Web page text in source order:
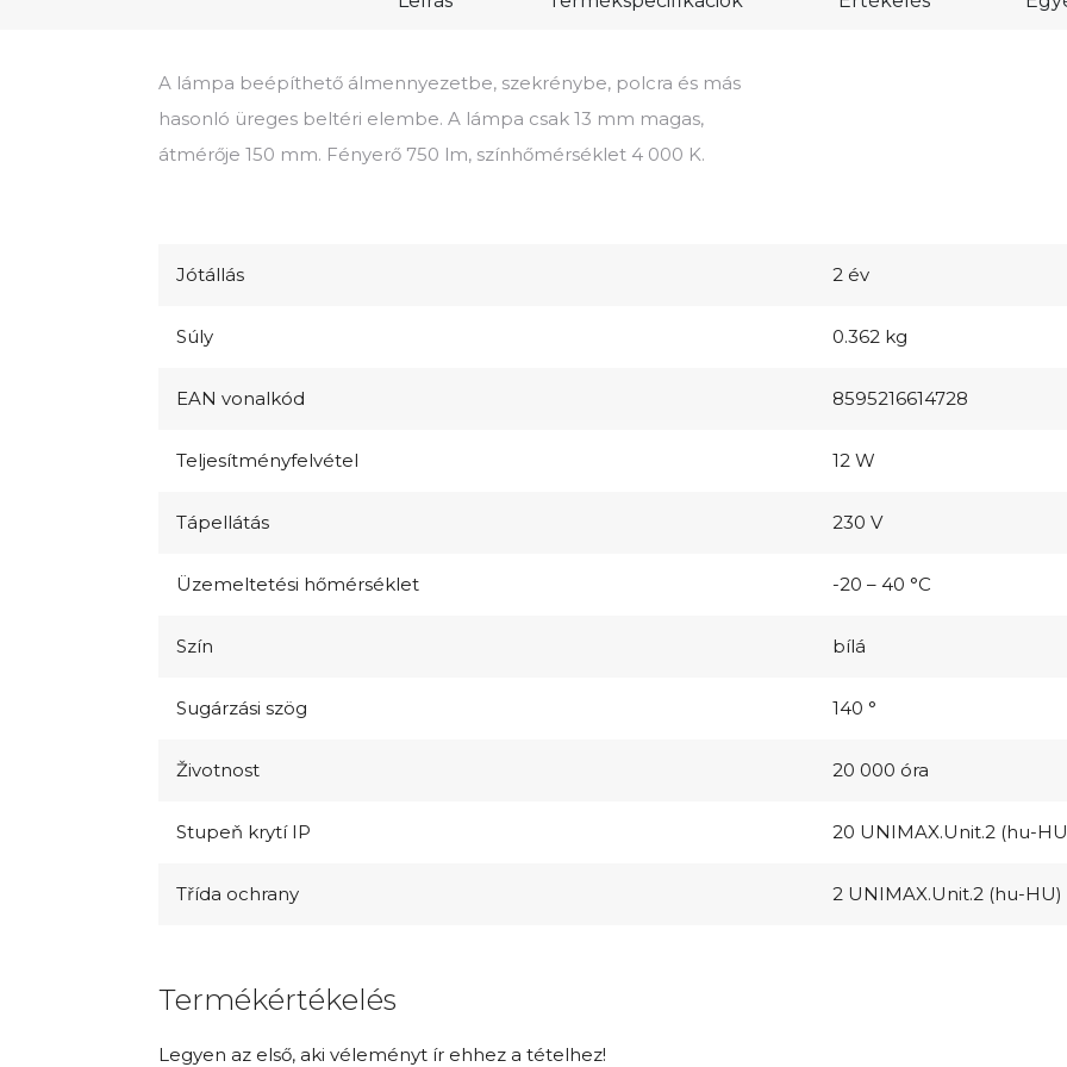
A lámpa beépíthető álmennyezetbe, szekrénybe, polcra és más
hasonló üreges beltéri elembe. A lámpa csak 13 mm magas,
átmérője 150 mm. Fényerő 750 lm, színhőmérséklet 4 000 K.
Jótállás 2 év
Súly 0.362 kg
EAN vonalkód 8595216614728
Teljesítményfelvétel 12 W
Tápellátás 230 V
Üzemeltetési hőmérséklet -20 – 40 °C
Szín bílá
Sugárzási szög 140 °
Životnost 20 000 óra
Stupeň krytí IP 20 UNIMAX.Unit.2 (hu-
Třída ochrany 2 UNIMAX.Unit.2 (hu-HU)
Termékértékelés
Legyen az első, aki véleményt ír ehhez a tételhez!